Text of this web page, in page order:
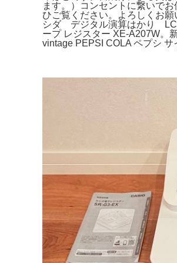
ます。）コンセントに繋いで
ひご覧ください。よろしくお
シダ デジタル演算はかり
ープ レジスター XE-A207W
vintage PEPSI COLA ペプシ